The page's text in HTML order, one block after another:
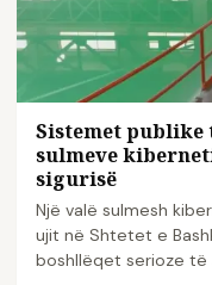
Sistemet publike
sulmeve
sigurisë
Një valë sulmesh
ujit në Shtetet e
boshllëqet serioze të